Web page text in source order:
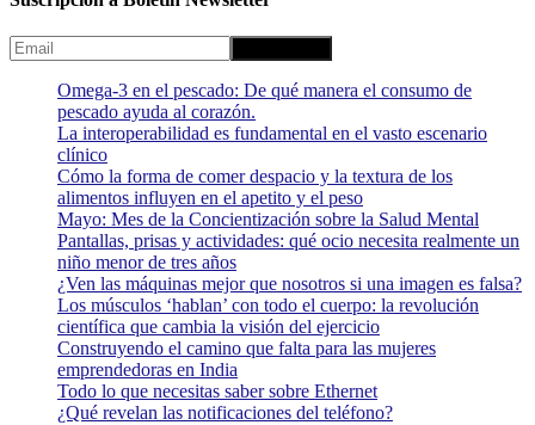
Omega-3 en el pescado: De qué manera el consumo de
pescado ayuda al corazón.
La interoperabilidad es fundamental en el vasto escenario
clínico
Cómo la forma de comer despacio y la textura de los
alimentos influyen en el apetito y el peso
Mayo: Mes de la Concientización sobre la Salud Mental
Pantallas, prisas y actividades: qué ocio necesita realmente un
niño menor de tres años
¿Ven las máquinas mejor que nosotros si una imagen es falsa?
Los músculos ‘hablan’ con todo el cuerpo: la revolución
científica que cambia la visión del ejercicio
Construyendo el camino que falta para las mujeres
emprendedoras en India
Todo lo que necesitas saber sobre Ethernet
¿Qué revelan las notificaciones del teléfono?